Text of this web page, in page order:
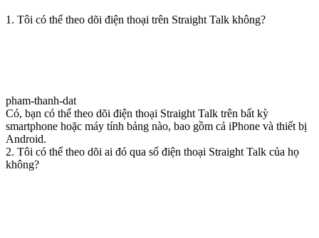
1. Tôi có thể theo dõi điện thoại trên Straight Talk không?
pham-thanh-dat
Có, bạn có thể theo dõi điện thoại Straight Talk trên bất kỳ
smartphone hoặc máy tính bảng nào, bao gồm cả iPhone và thiết bị
Android.
2. Tôi có thể theo dõi ai đó qua số điện thoại Straight Talk của họ
không?